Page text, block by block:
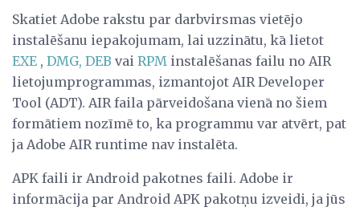
Skatiet Adobe rakstu par darbvirsmas vietējo
instalēšanu iepakojumam, lai uzzinātu, kā lietot
EXE , DMG, DEB vai RPM instalēšanas failu no AIR
lietojumprogrammas, izmantojot AIR Developer
Tool (ADT). AIR faila pārveidošana vienā no šiem
formātiem nozīmē to, ka programmu var atvērt, pat
ja Adobe AIR runtime nav instalēta.
APK faili ir Android pakotnes faili. Adobe ir
informācija par Android APK pakotņu izveidi, ja jūs